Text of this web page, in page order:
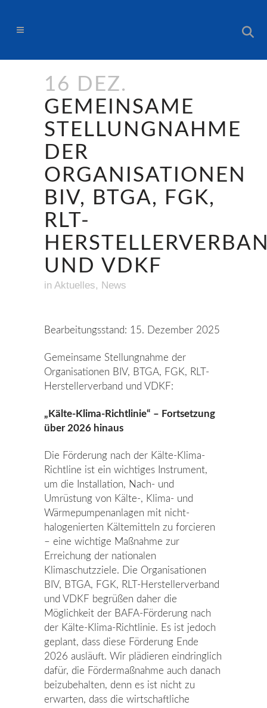
16 DEZ.
GEMEINSAME
STELLUNGNAHME
DER
ORGANISATIONEN
BIV, BTGA, FGK,
RLT-
UND VDKF
in Aktuelles, News
Bearbeitungsstand: 15. Dezember 2025
Gemeinsame Stellungnahme der
Organisationen BIV, BTGA, FGK, RLT-
Herstellerverband und VDKF:
„Kälte-Klima-Richtlinie“ – Fortsetzung
über 2026 hinaus
Die Förderung nach der Kälte-Klima-
Richtline ist ein wichtiges Instrument,
um die Installation, Nach- und
Umrüstung von Kälte-, Klima- und
Wärmepumpenanlagen mit nicht-
halogenierten Kältemitteln zu forcieren
– eine wichtige Maßnahme zur
Erreichung der nationalen
Klimaschutzziele. Die Organisationen
BIV, BTGA, FGK, RLT-Herstellerverband
und VDKF begrüßen daher die
Möglichkeit der BAFA-Förderung nach
der Kälte-Klima-Richtlinie. Es ist jedoch
geplant, dass diese Förderung Ende
2026 ausläuft. Wir plädieren eindringlich
dafür, die Fördermaßnahme auch danach
beizubehalten, denn es ist nicht zu
erwarten, dass die wirtschaftliche